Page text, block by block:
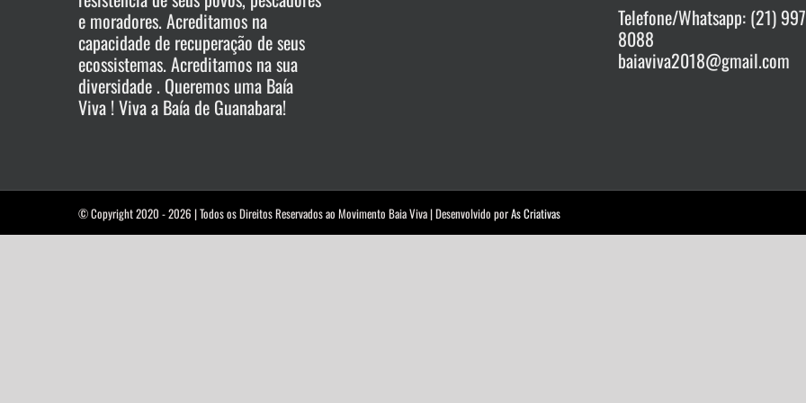
e moradores. Acreditamos na
capacidade de recuperação de seus
ecossistemas. Acreditamos na sua
diversidade . Queremos uma Baía
Viva ! Viva a Baía de Guanabara!
Telefone/Whatsapp: (21)
8088
baiaviva2018@gmail.com
© Copyright 2020 -2026 | Todos os Direitos Reservados ao Movimento Baia Viva | Desenvolvido porAs Criativas